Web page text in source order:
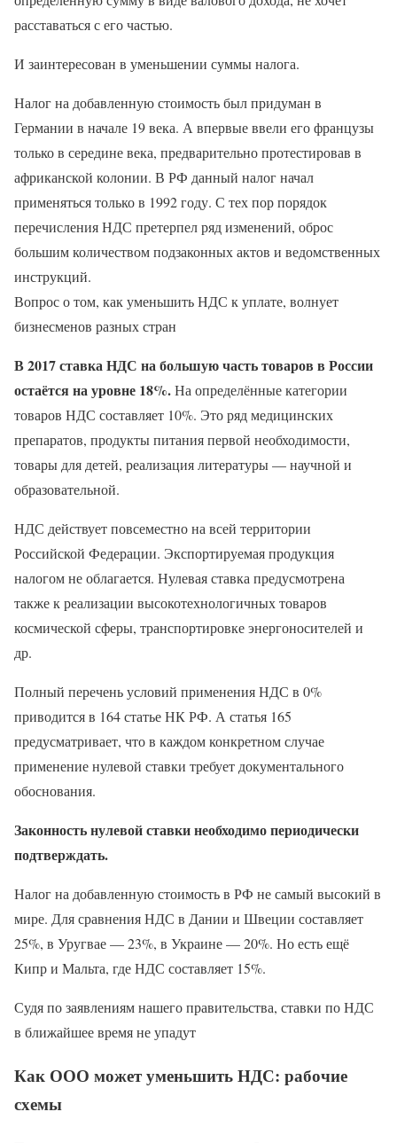
расставаться с его частью.
И заинтересован в уменьшении суммы налога.
Налог на добавленную стоимость был придуман в
Германии в начале 19 века. А впервые ввели его французы
только в середине века, предварительно протестировав в
африканской колонии. В РФ данный налог начал
применяться только в 1992 году. С тех пор порядок
перечисления НДС претерпел ряд изменений, оброс
большим количеством подзаконных актов и ведомственных
инструкций.
Вопрос о том, как уменьшить НДС к уплате, волнует
бизнесменов разных стран
В 2017 ставка НДС на большую часть товаров в России
остаётся на уровне 18%.На определённые категории
товаров НДС составляет 10%. Это ряд медицинских
препаратов, продукты питания первой необходимости,
товары для детей, реализация литературы — научной и
образовательной.
НДС действует повсеместно на всей территории
Российской Федерации. Экспортируемая продукция
налогом не облагается. Нулевая ставка предусмотрена
также к реализации высокотехнологичных товаров
космической сферы, транспортировке энергоносителей и
др.
Полный перечень условий применения НДС в 0%
приводится в 164 статье НК РФ. А статья 165
предусматривает, что в каждом конкретном случае
применение нулевой ставки требует документального
обоснования.
Законность нулевой ставки необходимо периодически
подтверждать.
Налог на добавленную стоимость в РФ не самый высокий в
мире. Для сравнения НДС в Дании и Швеции составляет
25%, в Уругвае — 23%, в Украине — 20%. Но есть ещё
Кипр и Мальта, где НДС составляет 15%.
Судя по заявлениям нашего правительства, ставки по НДС
в ближайшее время не упадут
Как ООО может уменьшить НДС: рабочие
схемы